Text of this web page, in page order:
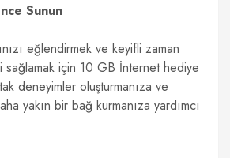
Sunun
eğlendirmek ve keyifli zaman
sağlamak için 10 GB İnternet hediye
deneyimler oluşturmanıza ve
yakın bir bağ kurmanıza yardımcı